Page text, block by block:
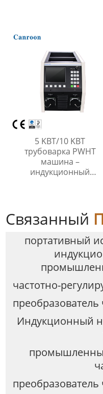
5 KВT/10 KВT
трубоварка PWHT
машина –
индукционный
Связанный
портативный
частотно-
преобразователь
Индукционный
преобразователь